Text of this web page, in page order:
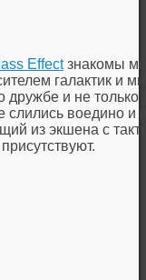
Effectзнакомы
галактик и
и не только
слились воедино
из экшена с